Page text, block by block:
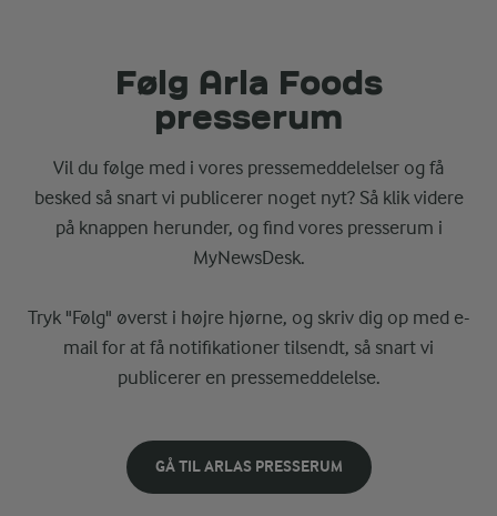
Følg Arla Foods
presserum
Vil du følge med i vores pressemeddelelser og få
besked så snart vi publicerer noget nyt? Så klik videre
på knappen herunder, og find vores presserum i
MyNewsDesk.
Tryk "Følg" øverst i højre hjørne, og skriv dig op med e-
mail for at få notifikationer tilsendt, så snart vi
publicerer en pressemeddelelse.
GÅ TIL ARLAS PRESSERUM